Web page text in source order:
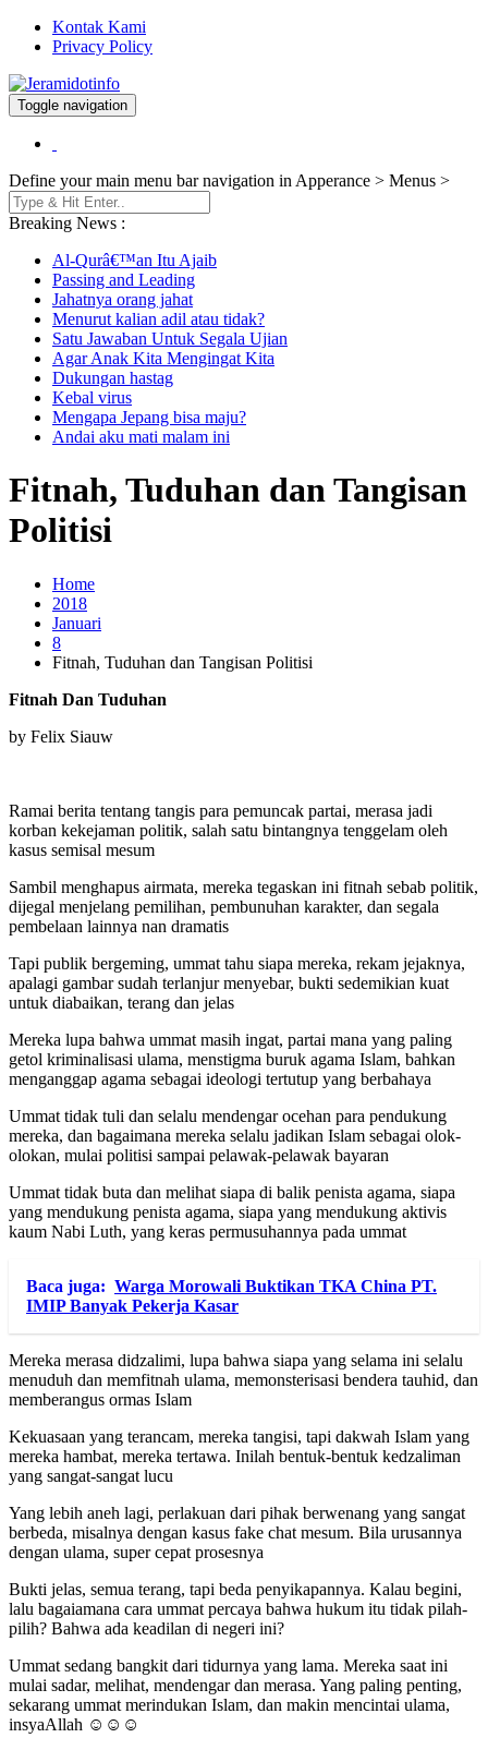
Kontak Kami
Privacy Policy
Jeramidotinfo
Berita dan Informasi Terkini
Toggle navigation
Define your main menu bar navigation in Apperance > Menus >
Breaking News :
Al-Qurâ€™an Itu Ajaib
Passing and Leading
Jahatnya orang jahat
Menurut kalian adil atau tidak?
Satu Jawaban Untuk Segala Ujian
Agar Anak Kita Mengingat Kita
Dukungan hastag
Kebal virus
Mengapa Jepang bisa maju?
Andai aku mati malam ini
Fitnah, Tuduhan dan Tangisan
Politisi
Home
2018
Januari
8
Fitnah, Tuduhan dan Tangisan Politisi
Fitnah Dan Tuduhan
by Felix Siauw
Ramai berita tentang tangis para pemuncak partai, merasa jadi
korban kekejaman politik, salah satu bintangnya tenggelam oleh
kasus semisal mesum
Sambil menghapus airmata, mereka tegaskan ini fitnah sebab politik,
dijegal menjelang pemilihan, pembunuhan karakter, dan segala
pembelaan lainnya nan dramatis
Tapi publik bergeming, ummat tahu siapa mereka, rekam jejaknya,
apalagi gambar sudah terlanjur menyebar, bukti sedemikian kuat
untuk diabaikan, terang dan jelas
Mereka lupa bahwa ummat masih ingat, partai mana yang paling
getol kriminalisasi ulama, menstigma buruk agama Islam, bahkan
menganggap agama sebagai ideologi tertutup yang berbahaya
Ummat tidak tuli dan selalu mendengar ocehan para pendukung
mereka, dan bagaimana mereka selalu jadikan Islam sebagai olok-
olokan, mulai politisi sampai pelawak-pelawak bayaran
Ummat tidak buta dan melihat siapa di balik penista agama, siapa
yang mendukung penista agama, siapa yang mendukung aktivis
kaum Nabi Luth, yang keras permusuhannya pada ummat
Baca juga: Warga Morowali Buktikan TKA China PT.
IMIP Banyak Pekerja Kasar
Mereka merasa didzalimi, lupa bahwa siapa yang selama ini selalu
menuduh dan memfitnah ulama, memonsterisasi bendera tauhid, dan
memberangus ormas Islam
Kekuasaan yang terancam, mereka tangisi, tapi dakwah Islam yang
mereka hambat, mereka tertawa. Inilah bentuk-bentuk kedzaliman
yang sangat-sangat lucu
Yang lebih aneh lagi, perlakuan dari pihak berwenang yang sangat
berbeda, misalnya dengan kasus fake chat mesum. Bila urusannya
dengan ulama, super cepat prosesnya
Bukti jelas, semua terang, tapi beda penyikapannya. Kalau begini,
lalu bagaiamana cara ummat percaya bahwa hukum itu tidak pilah-
pilih? Bahwa ada keadilan di negeri ini?
Ummat sedang bangkit dari tidurnya yang lama. Mereka saat ini
mulai sadar, melihat, mendengar dan merasa. Yang paling penting,
sekarang ummat merindukan Islam, dan makin mencintai ulama,
insyaAllah ☺☺☺